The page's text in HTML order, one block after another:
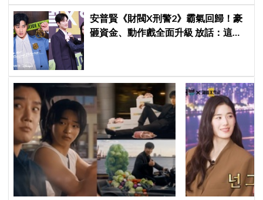
安普賢《財閥X刑警2》霸氣回歸！豪
砸資金、動作戲全面升級 放話：這次